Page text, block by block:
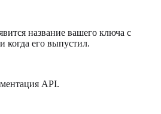
название вашего ключа с
когда его выпустил.
API.